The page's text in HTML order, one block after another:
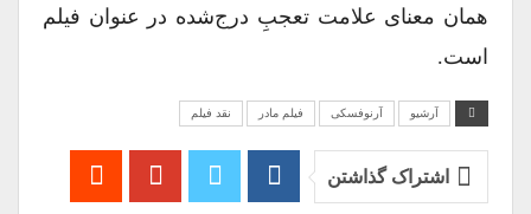
همان معنای علامت تعجبِ درج‌شده در عنوان فیلم
است.
آرشیو آرنوفسکی فیلم مادر نقد فیلم
اشتراک گذاشتن